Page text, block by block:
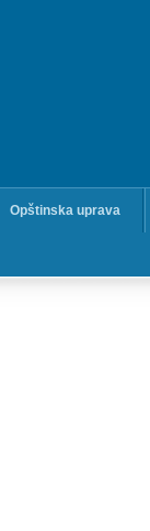
Opštinska uprava